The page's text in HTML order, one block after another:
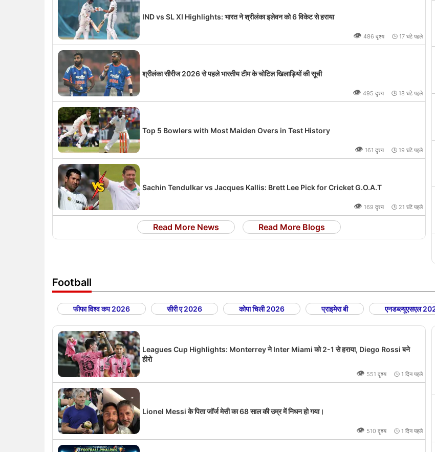
IND vs SL XI Highlights: भारत ने श्रीलंका इलेवन को 6 विकेट से हराया
👁 486 दृश्य 🕒 17 घंटे पहले
श्रीलंका सीरीज 2026 से पहले भारतीय टीम के चोटिल खिलाड़ियों की सूची
👁 495 दृश्य 🕒 18 घंटे पहले
Top 5 Bowlers with Most Maiden Overs in Test History
👁 161 दृश्य 🕒 19 घंटे पहले
Sachin Tendulkar vs Jacques Kallis: Brett Lee Pick for Cricket G.O.A.T
👁 169 दृश्य 🕒 21 घंटे पहले
Read More News Read More Blogs
Football
फीफा विश्व कप 2026 सीरी ए 2026 कोपा चिली 2026 प्राइमेरा बी एनडब्ल्यूएसएल
Leagues Cup Highlights: Monterrey ने Inter Miami को 2-1 से हराया, Diego Rossi बने
हीरो
👁 551 दृश्य 🕒 1 दिन पहले
Lionel Messi के पिता जॉर्ज मेसी का 68 साल की उम्र में निधन हो गया।
👁 510 दृश्य 🕒 1 दिन पहले